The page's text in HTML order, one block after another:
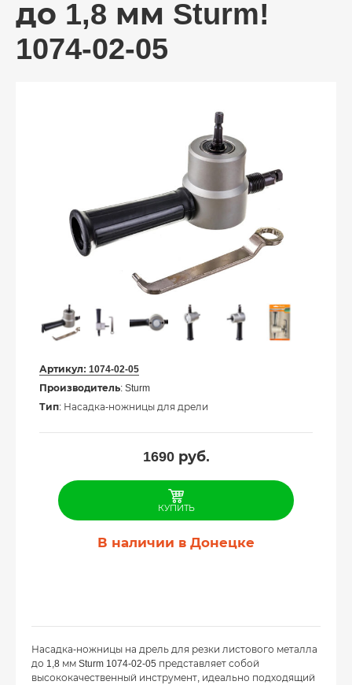
до 1,8 мм Sturm!
1074-02-05
Артикул: 1074-02-05
Производитель: Sturm
Тип: Насадка-ножницы для дрели
1690руб.
КУПИТЬ
В наличии в Донецке
Насадка-ножницы на дрель для резки листового металла
до 1,8 мм Sturm 1074-02-05 представляет собой
высококачественный инструмент, идеально подходящий